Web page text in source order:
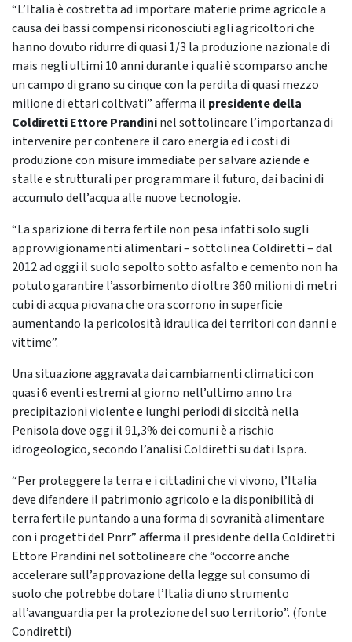
“L’Italia è costretta ad importare materie prime agricole a
causa dei bassi compensi riconosciuti agli agricoltori che
hanno dovuto ridurre di quasi 1/3 la produzione nazionale di
mais negli ultimi 10 anni durante i quali è scomparso anche
un campo di grano su cinque con la perdita di quasi mezzo
milione di ettari coltivati” afferma il presidente della
Coldiretti Ettore Prandininel sottolineare l’importanza di
intervenire per contenere il caro energia ed i costi di
produzione con misure immediate per salvare aziende e
stalle e strutturali per programmare il futuro, dai bacini di
accumulo dell’acqua alle nuove tecnologie.
“La sparizione di terra fertile non pesa infatti solo sugli
approvvigionamenti alimentari – sottolinea Coldiretti – dal
2012 ad oggi il suolo sepolto sotto asfalto e cemento non ha
potuto garantire l’assorbimento di oltre 360 milioni di metri
cubi di acqua piovana che ora scorrono in superficie
aumentando la pericolosità idraulica dei territori con danni e
vittime”.
Una situazione aggravata dai cambiamenti climatici con
quasi 6 eventi estremi al giorno nell’ultimo anno tra
precipitazioni violente e lunghi periodi di siccità nella
Penisola dove oggi il 91,3% dei comuni è a rischio
idrogeologico, secondo l’analisi Coldiretti su dati Ispra.
“Per proteggere la terra e i cittadini che vi vivono, l’Italia
deve difendere il patrimonio agricolo e la disponibilità di
terra fertile puntando a una forma di sovranità alimentare
con i progetti del Pnrr” afferma il presidente della Coldiretti
Ettore Prandini nel sottolineare che “occorre anche
accelerare sull’approvazione della legge sul consumo di
suolo che potrebbe dotare l’Italia di uno strumento
all’avanguardia per la protezione del suo territorio”. (fonte
Condiretti)